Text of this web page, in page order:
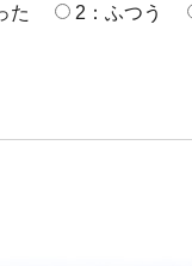
た
2：ふつう